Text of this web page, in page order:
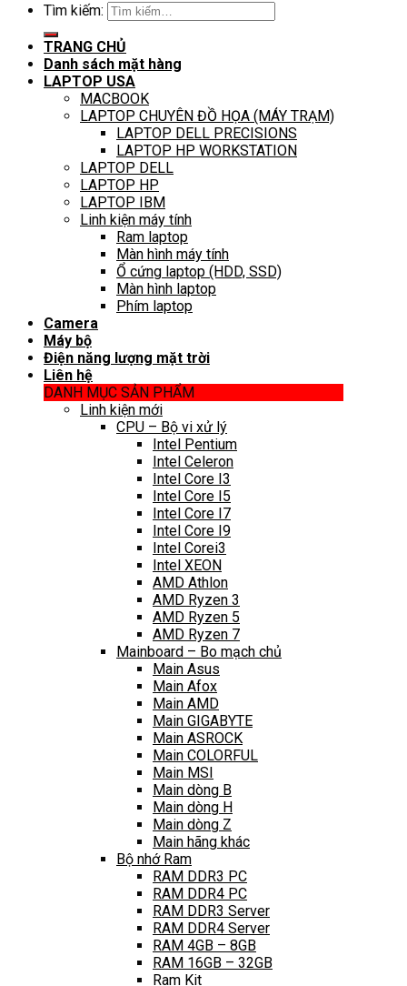
Tìm kiếm:
TRANG CHỦ
Danh sách mặt hàng
LAPTOP USA
MACBOOK
LAPTOP CHUYÊN ĐỒ HỌA (MÁY TRẠM)
LAPTOP DELL PRECISIONS
LAPTOP HP WORKSTATION
LAPTOP DELL
LAPTOP HP
LAPTOP IBM
Linh kiện máy tính
Ram laptop
Màn hình máy tính
Ổ cứng laptop (HDD, SSD)
Màn hình laptop
Phím laptop
Camera
Máy bộ
Điện năng lượng mặt trời
Liên hệ
DANH MỤC SẢN PHẨM
Linh kiện mới
CPU – Bộ vi xử lý
Intel Pentium
Intel Celeron
Intel Core I3
Intel Core I5
Intel Core I7
Intel Core I9
Intel Corei3
Intel XEON
AMD Athlon
AMD Ryzen 3
AMD Ryzen 5
AMD Ryzen 7
Mainboard – Bo mạch chủ
Main Asus
Main Afox
Main AMD
Main GIGABYTE
Main ASROCK
Main COLORFUL
Main MSI
Main dòng B
Main dòng H
Main dòng Z
Main hãng khác
Bộ nhớ Ram
RAM DDR3 PC
RAM DDR4 PC
RAM DDR3 Server
RAM DDR4 Server
RAM 4GB – 8GB
RAM 16GB – 32GB
Ram Kit